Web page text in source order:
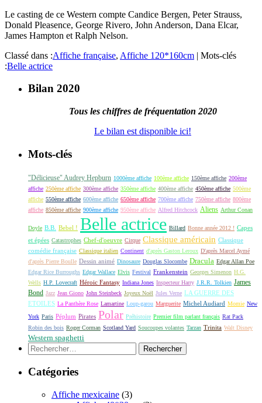
Le casting de ce Western compte Candice Bergen, Peter Strauss,
Donald Pleasence, George Rivero, John Anderson, Dana Elcar,
James Hampton et Ralph Nelson.
Classé dans :Affiche française, Affiche 120*160cm | Mots-clés
:Belle actrice
Bilan 2020
Tous les chiffres de fréquentation 2020
Le bilan est disponible ici!
Mots-clés
"Délicieuse" Audrey Hepburn 1000ème affiche 100ème affiche 150ème affiche 200ème
affiche 250ème affiche 300ème affiche 350ème affiche 400ème affiche 450ème affiche 500ème
affiche 550ème affiche 600ème affiche 650ème affiche 700ème affiche 750ème affiche 800ème
affiche 850ème affiche 900ème affiche 950ème affiche Alfred Hitchcock Aliens Arthur Conan
Doyle B.B. Bebel ! Belle actrice Billard Bonne année 2012 ! Capes
et épées Catastrophes Chef-d'oeuvre Cirque Classique américain Classique
comédie française Classique italien Continent d'après Gaston Leroux D'après Marcel Aymé
d'après Pierre Boulle Dessin animé Dinosaure Douglas Slocombe Dracula Edgar Allan Poe
Edgar Rice Burroughs Edgar Wallace Elvis Festival Frankenstein Georges Simenon H.G.
Wells H.P. Lovecraft Héroic Fantasy Indiana Jones Inspecteur Harry J.R.R. Tolkien James
Bond Jazz Jean Giono John Steinbeck Joyeux Noël Jules Verne LA GUERRE DES
ETOILES La Panthère Rose Lamartine Loup-garou Marguerite Michel Audiard Momie New
York Paris Péplum Pirates Polar Préhistoire Premier film parlant français Rat Pack
Robin des bois Roger Corman Scotland Yard Soucoupes volantes Tarzan Trinita Walt Disney
Western spaghetti
Rechercher :
Catégories
Affiche mexicaine (3)